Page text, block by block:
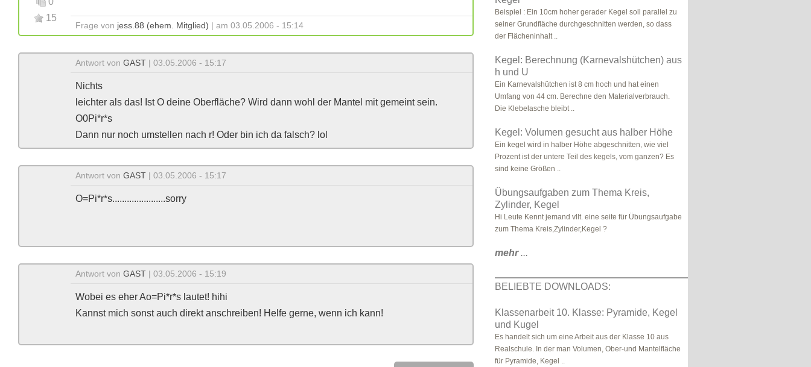
15
Frage von jess.88 (ehem. Mitglied) | am 03.05.2006 - 15:14
Antwort von GAST | 03.05.2006 - 15:17
Nichts
leichter als das! Ist O deine Oberfläche? Wird dann wohl der Mantel mit gemeint sein.
O0Pi*r*s
Dann nur noch umstellen nach r! Oder bin ich da falsch? lol
Antwort von GAST | 03.05.2006 - 15:17
O=Pi*r*s......................sorry
Antwort von GAST | 03.05.2006 - 15:19
Wobei es eher Ao=Pi*r*s lautet! hihi
Kannst mich sonst auch direkt anschreiben! Helfe gerne, wenn ich kann!
Beispiel : Ein 10cm hoher gerader Kegel soll parallel zu
seiner Grundfläche durchgeschnitten werden, so dass
der Flächeninhalt ..
Kegel: Berechnung (Karnevalshütchen) aus
h und U
Ein Karnevalshütchen ist 8 cm hoch und hat einen
Umfang von 44 cm. Berechne den Materialverbrauch.
Die Klebelasche bleibt ..
Kegel: Volumen gesucht aus halber Höhe
Ein kegel wird in halber Höhe abgeschnitten, wie viel
Prozent ist der untere Teil des kegels, vom ganzen? Es
sind keine Größen ..
Übungsaufgaben zum Thema Kreis,
Zylinder, Kegel
Hi Leute Kennt jemand vllt. eine seite für Übungsaufgabe
zum Thema Kreis,Zylinder,Kegel ?
mehr...
BELIEBTE DOWNLOADS:
Klassenarbeit 10. Klasse: Pyramide, Kegel
und Kugel
Es handelt sich um eine Arbeit aus der Klasse 10 aus
Realschule. In der man Volumen, Ober-und Mantelfläche
für Pyramide, Kegel ..